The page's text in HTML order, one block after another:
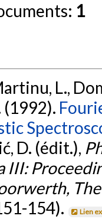
1
L.,
(1992).
D. (édit.),
III:
154).
Lien